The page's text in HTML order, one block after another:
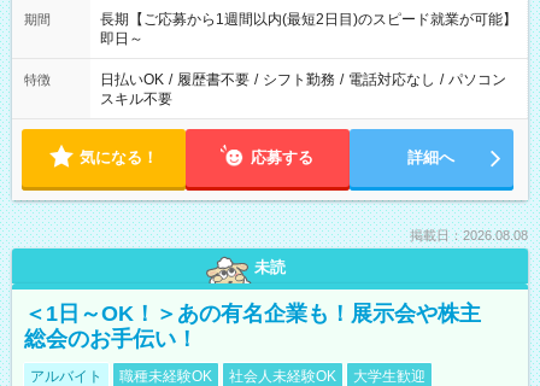
期間
長期【ご応募から1週間以内(最短2日目)のスピード就業が可能】
即日～
特徴 日払いOK / 履歴書不要 / シフト勤務 / 電話対応なし / パソコン
スキル不要
気になる！ 応募する 詳細へ
掲載日：2026.08.08
未読
＜1日～OK！＞あの有名企業も！展示会や株主
総会のお手伝い！
アルバイト 職種未経験OK 社会人未経験OK
大学生歓迎